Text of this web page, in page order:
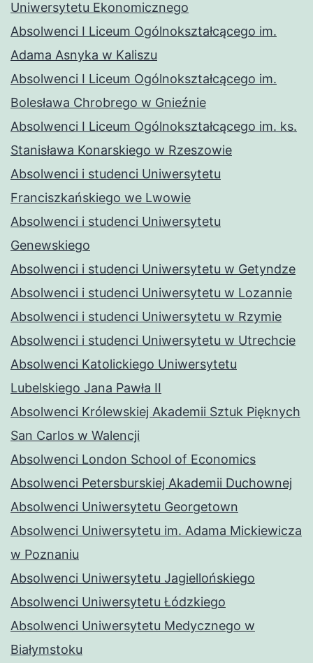
Uniwersytetu Ekonomicznego
Absolwenci I Liceum Ogólnokształcącego im.
Adama Asnyka w Kaliszu
Absolwenci I Liceum Ogólnokształcącego im.
Bolesława Chrobrego w Gnieźnie
Absolwenci I Liceum Ogólnokształcącego im. ks.
Stanisława Konarskiego w Rzeszowie
Absolwenci i studenci Uniwersytetu
Franciszkańskiego we Lwowie
Absolwenci i studenci Uniwersytetu
Genewskiego
Absolwenci i studenci Uniwersytetu w Getyndze
Absolwenci i studenci Uniwersytetu w Lozannie
Absolwenci i studenci Uniwersytetu w Rzymie
Absolwenci i studenci Uniwersytetu w Utrechcie
Absolwenci Katolickiego Uniwersytetu
Lubelskiego Jana Pawła II
Absolwenci Królewskiej Akademii Sztuk Pięknych
San Carlos w Walencji
Absolwenci London School of Economics
Absolwenci Petersburskiej Akademii Duchownej
Absolwenci Uniwersytetu Georgetown
Absolwenci Uniwersytetu im. Adama Mickiewicza
w Poznaniu
Absolwenci Uniwersytetu Jagiellońskiego
Absolwenci Uniwersytetu Łódzkiego
Absolwenci Uniwersytetu Medycznego w
Białymstoku